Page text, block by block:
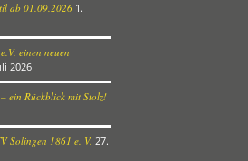
ab 01.09.2026 1.
einen neuen
2026
ein Rückblick mit Stolz!
Solingen 1861 e. V. 27.